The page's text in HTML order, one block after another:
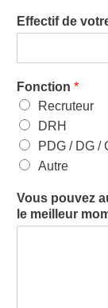
Effectif de
Fonction *
Recruteur
DRH
PDG / DG /
Autre
Vous pouvez
le meilleur